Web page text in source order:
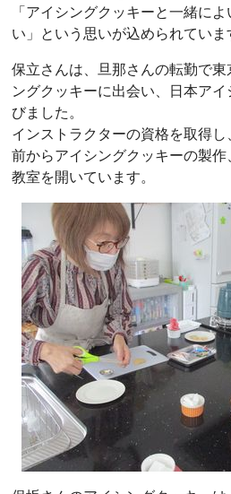
「アイシングクッキーと一緒に
い」という思いが込められていま
保立さんは、旦那さんの転勤で
ングクッキーに出会い、日本ア
びました。
インストラクターの資格を取得
前からアイシングクッキーの製
教室を開いています。